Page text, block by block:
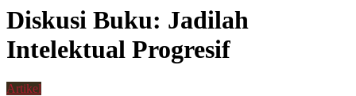
Diskusi Buku: Jadilah
Intelektual Progresif
Artikel